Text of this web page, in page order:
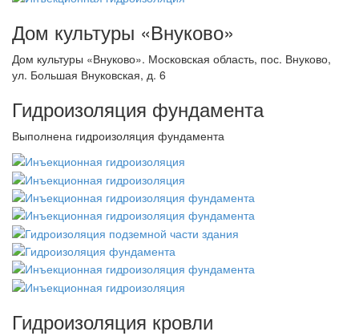
Дом культуры «Внуково»
Дом культуры «Внуково». Московская область, пос. Внуково,
ул. Большая Внуковская, д. 6
Гидроизоляция фундамента
Выполнена гидроизоляция фундамента
Гидроизоляция кровли